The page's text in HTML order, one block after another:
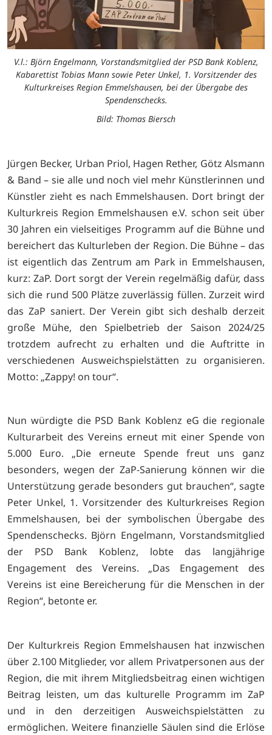
V.l.: Björn Engelmann, Vorstandsmitglied der PSD Bank Koblenz,
Kabarettist Tobias Mann sowie Peter Unkel, 1. Vorsitzender des
Kulturkreises Region Emmelshausen, bei der Übergabe des
Spendenschecks.
Bild: Thomas Biersch
Jürgen Becker, Urban Priol, Hagen Rether, Götz Alsmann
& Band – sie alle und noch viel mehr Künstlerinnen und
Künstler zieht es nach Emmelshausen. Dort bringt der
Kulturkreis Region Emmelshausen e.V. schon seit über
30 Jahren ein vielseitiges Programm auf die Bühne und
bereichert das Kulturleben der Region. Die Bühne – das
ist eigentlich das Zentrum am Park in Emmelshausen,
kurz: ZaP. Dort sorgt der Verein regelmäßig dafür, dass
sich die rund 500 Plätze zuverlässig füllen. Zurzeit wird
das ZaP saniert. Der Verein gibt sich deshalb derzeit
große Mühe, den Spielbetrieb der Saison 2024/25
trotzdem aufrecht zu erhalten und die Auftritte in
verschiedenen Ausweichspielstätten zu organisieren.
Motto: „Zappy! on tour“.
Nun würdigte die PSD Bank Koblenz eG die regionale
Kulturarbeit des Vereins erneut mit einer Spende von
5.000 Euro. „Die erneute Spende freut uns ganz
besonders, wegen der ZaP-Sanierung können wir die
Unterstützung gerade besonders gut brauchen“, sagte
Peter Unkel, 1. Vorsitzender des Kulturkreises Region
Emmelshausen, bei der symbolischen Übergabe des
Spendenschecks. Björn Engelmann, Vorstandsmitglied
der PSD Bank Koblenz, lobte das langjährige
Engagement des Vereins. „Das Engagement des
Vereins ist eine Bereicherung für die Menschen in der
Region“, betonte er.
Der Kulturkreis Region Emmelshausen hat inzwischen
über 2.100 Mitglieder, vor allem Privatpersonen aus der
Region, die mit ihrem Mitgliedsbeitrag einen wichtigen
Beitrag leisten, um das kulturelle Programm im ZaP
und in den derzeitigen Ausweichspielstätten zu
ermöglichen. Weitere finanzielle Säulen sind die Erlöse